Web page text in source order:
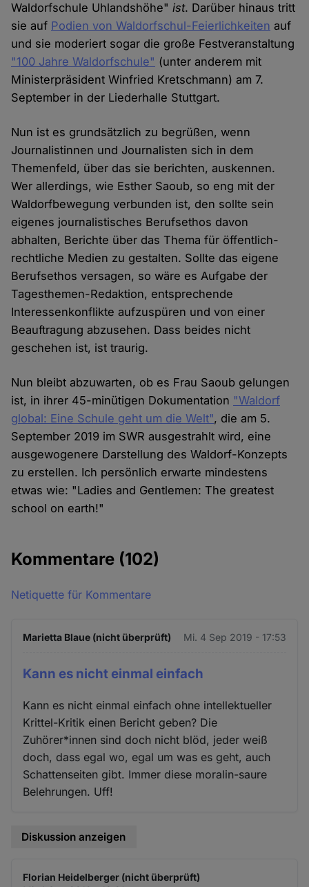
Waldorfschule Uhlandshöhe"ist. Darüber hinaus tritt
sie auf Podien von Waldorfschul-Feierlichkeiten auf
und sie moderiert sogar die große Festveranstaltung
"100 Jahre Waldorfschule" (unter anderem mit
Ministerpräsident Winfried Kretschmann) am 7.
September in der Liederhalle Stuttgart.
Nun ist es grundsätzlich zu begrüßen, wenn
Journalistinnen und Journalisten sich in dem
Themenfeld, über das sie berichten, auskennen.
Wer allerdings, wie Esther Saoub, so eng mit der
Waldorfbewegung verbunden ist, den sollte sein
eigenes journalistisches Berufsethos davon
abhalten, Berichte über das Thema für öffentlich-
rechtliche Medien zu gestalten. Sollte das eigene
Berufsethos versagen, so wäre es Aufgabe der
Tagesthemen-Redaktion, entsprechende
Interessenkonflikte aufzuspüren und von einer
Beauftragung abzusehen. Dass beides nicht
geschehen ist, ist traurig.
Nun bleibt abzuwarten, ob es Frau Saoub gelungen
ist, in ihrer 45-minütigen Dokumentation "Waldorf
global: Eine Schule geht um die Welt", die am 5.
September 2019 im SWR ausgestrahlt wird, eine
ausgewogenere Darstellung des Waldorf-Konzepts
zu erstellen. Ich persönlich erwarte mindestens
etwas wie: "Ladies and Gentlemen: The greatest
school on earth!"
Kommentare (102)
Netiquette für Kommentare
Marietta Blaue (nicht überprüft) Mi. 4 Sep 2019 - 17:53
Kann es nicht einmal einfach
Kann es nicht einmal einfach ohne intellektueller
Krittel-Kritik einen Bericht geben? Die
Zuhörer*innen sind doch nicht blöd, jeder weiß
doch, dass egal wo, egal um was es geht, auch
Schattenseiten gibt. Immer diese moralin-saure
Belehrungen. Uff!
Diskussion anzeigen
Florian Heidelberger (nicht überprüft)